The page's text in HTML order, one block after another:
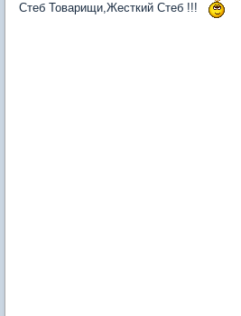
Стеб Товарищи,Жесткий Стеб !!!